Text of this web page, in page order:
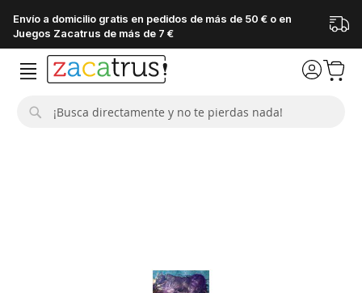
Envío a domicilio gratis en pedidos de más de 50 € o en
Juegos Zacatrus de más de 7 €